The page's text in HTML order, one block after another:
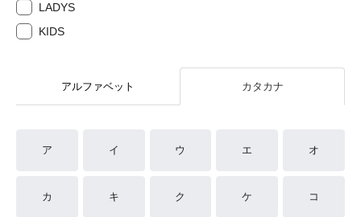
LADYS
KIDS
アルファベット カタカナ
ア イ ウ エ オ
カ キ ク ケ コ